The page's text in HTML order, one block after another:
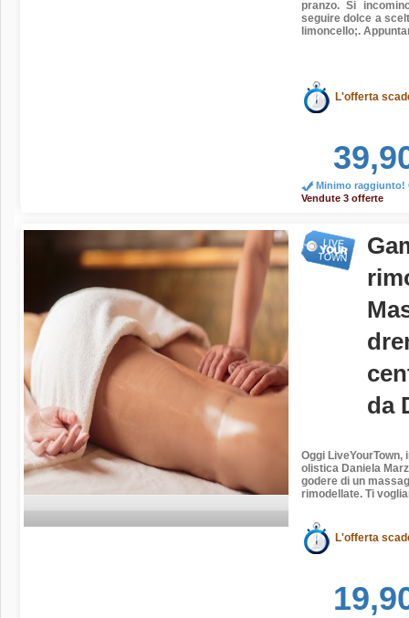
pranzo. Si
seguire dolce a
limoncello;.
L'offerta
Minimo raggiunto!
Vendute 3 offerte
da
Oggi LiveYourTown,
olistica Daniela
godere di un
rimodellate. Ti
L'offerta